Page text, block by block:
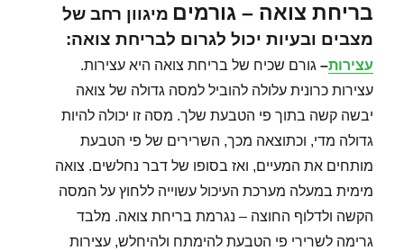
בריחת צואה – גורמים מיגוון רחב של
מצבים ובעיות יכול לגרום לבריחת צואה:
עצירות– גורם שכיח של בריחת צואה היא עצירות.
עצירות כרונית עלולה להוביל למסה גדולה של צואה
יבשה קשה בתוך פי הטבעת שלך. מסה זו יכולה להיות
גדולה מדי, וכתוצאה מכך, השרירים של פי הטבעת
מותחים את המעיים, ואז בסופו של דבר נחלשים. צואה
מימית במעלה מערכת העיכול עשוייה ללחוץ על המסה
הקשה ולדלוף החוצה – נגרמת בריחת צואה. מלבד
גרימה לשרירי פי הטבעת להימתח ולהיחלש, עצירות